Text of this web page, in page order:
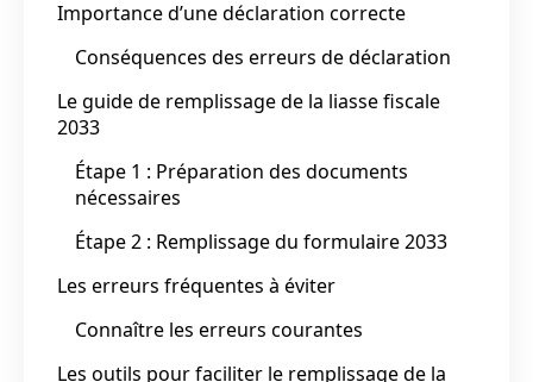
Importance d’une déclaration correcte
Conséquences des erreurs de déclaration
Le guide de remplissage de la liasse fiscale
2033
Étape 1 : Préparation des documents
nécessaires
Étape 2 : Remplissage du formulaire 2033
Les erreurs fréquentes à éviter
Connaître les erreurs courantes
Les outils pour faciliter le remplissage de la